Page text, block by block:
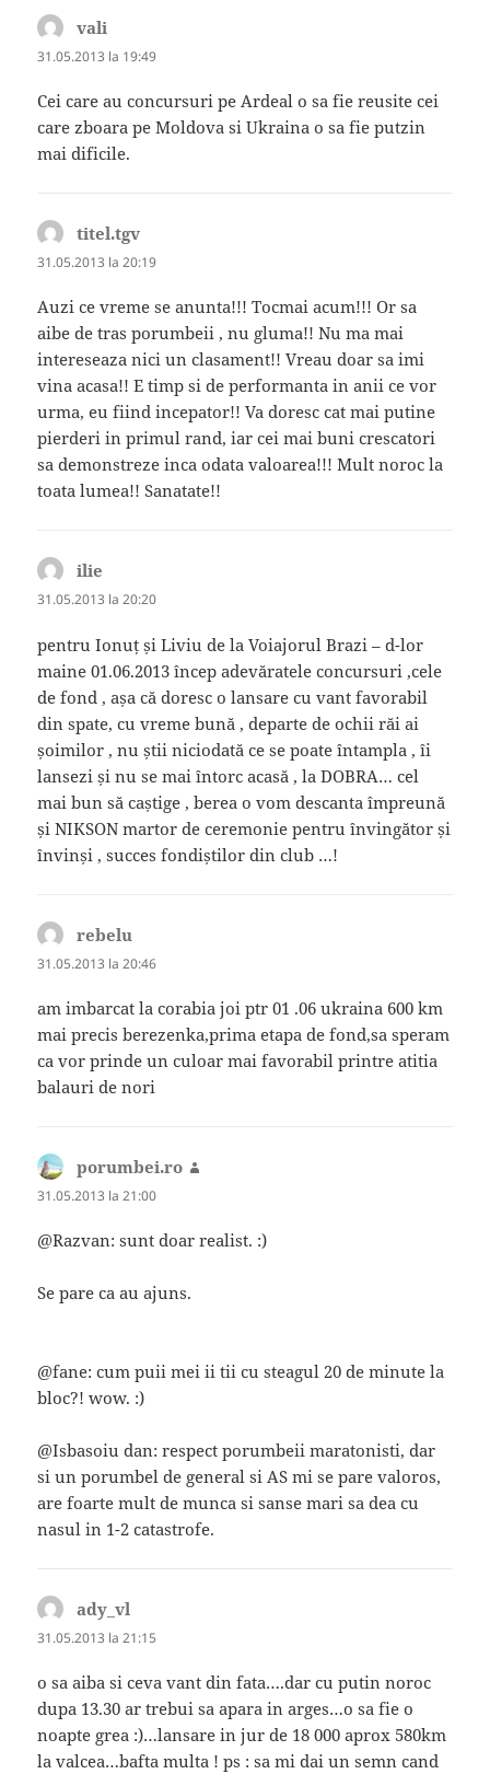
vali
31.05.2013 la 19:49
Cei care au concursuri pe Ardeal o sa fie reusite cei
care zboara pe Moldova si Ukraina o sa fie putzin
mai dificile.
titel.tgv
31.05.2013 la 20:19
Auzi ce vreme se anunta!!! Tocmai acum!!! Or sa
aibe de tras porumbeii , nu gluma!! Nu ma mai
intereseaza nici un clasament!! Vreau doar sa imi
vina acasa!! E timp si de performanta in anii ce vor
urma, eu fiind incepator!! Va doresc cat mai putine
pierderi in primul rand, iar cei mai buni crescatori
sa demonstreze inca odata valoarea!!! Mult noroc la
toata lumea!! Sanatate!!
ilie
31.05.2013 la 20:20
pentru Ionuț și Liviu de la Voiajorul Brazi – d-lor
maine 01.06.2013 încep adevăratele concursuri ,cele
de fond , așa că doresc o lansare cu vant favorabil
din spate, cu vreme bună , departe de ochii răi ai
șoimilor , nu știi niciodată ce se poate întampla , îi
lansezi și nu se mai întorc acasă , la DOBRA… cel
mai bun să caștige , berea o vom descanta împreună
și NIKSON martor de ceremonie pentru învingător și
învinși , succes fondiștilor din club …!
rebelu
31.05.2013 la 20:46
am imbarcat la corabia joi ptr 01 .06 ukraina 600 km
mai precis berezenka,prima etapa de fond,sa speram
ca vor prinde un culoar mai favorabil printre atitia
balauri de nori
porumbei.ro
31.05.2013 la 21:00
@Razvan: sunt doar realist. :)
Se pare ca au ajuns.
@fane: cum puii mei ii tii cu steagul 20 de minute la
bloc?! wow. :)
@Isbasoiu dan: respect porumbeii maratonisti, dar
si un porumbel de general si AS mi se pare valoros,
are foarte mult de munca si sanse mari sa dea cu
nasul in 1-2 catastrofe.
ady_vl
31.05.2013 la 21:15
o sa aiba si ceva vant din fata….dar cu putin noroc
dupa 13.30 ar trebui sa apara in arges…o sa fie o
noapte grea :)…lansare in jur de 18 000 aprox 580km
la valcea…bafta multa ! ps : sa mi dai un semn cand